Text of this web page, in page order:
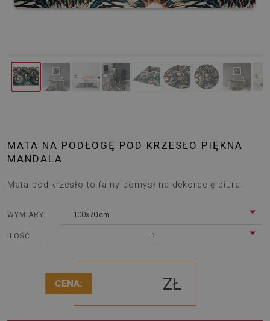
MATA NA PODŁOGĘ POD KRZESŁO PIĘKNA
MANDALA
Mata pod krzesło to fajny pomysł na dekorację biura.
WYMIARY: 100x70 cm
ILOŚĆ 1
CENA: ZŁ